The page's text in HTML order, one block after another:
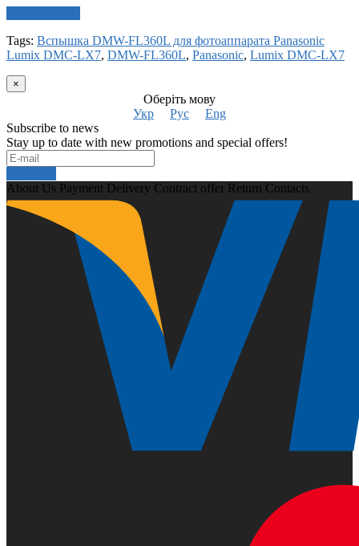
Tags: Вспышка DMW-FL360L для фотоаппарата Panasonic
Lumix DMC-LX7, DMW-FL360L, Panasonic, Lumix DMC-LX7
×
Оберіть мову
Укр
Рус
Eng
Subscribe to news
Stay up to date with new promotions and special offers!
About Us Payment Delivery Contract offer Return Contacts